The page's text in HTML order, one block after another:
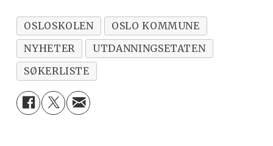
OSLOSKOLEN
OSLO KOMMUNE
NYHETER
UTDANNINGSETATEN
SØKERLISTE